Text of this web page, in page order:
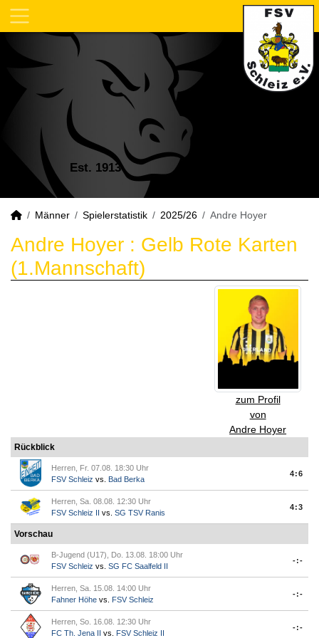
Est. 1913
Männer Spielerstatistik 2025/26 Andre Hoyer
Andre Hoyer : Gelb Rote Karten
(1.Mannschaft)
zum Profil
von
Andre Hoyer
Rückblick
Herren, Fr. 07.08. 18:30 Uhr
FSV Schleiz vs. Bad Berka
4:6
Herren, Sa. 08.08. 12:30 Uhr
FSV Schleiz II vs. SG TSV Ranis
4:3
Vorschau
B-Jugend (U17), Do. 13.08. 18:00 Uhr
FSV Schleiz vs. SG FC Saalfeld II
-:-
Herren, Sa. 15.08. 14:00 Uhr
Fahner Höhe vs. FSV Schleiz
-:-
Herren, So. 16.08. 12:30 Uhr
FC Th. Jena II vs. FSV Schleiz II
-:-